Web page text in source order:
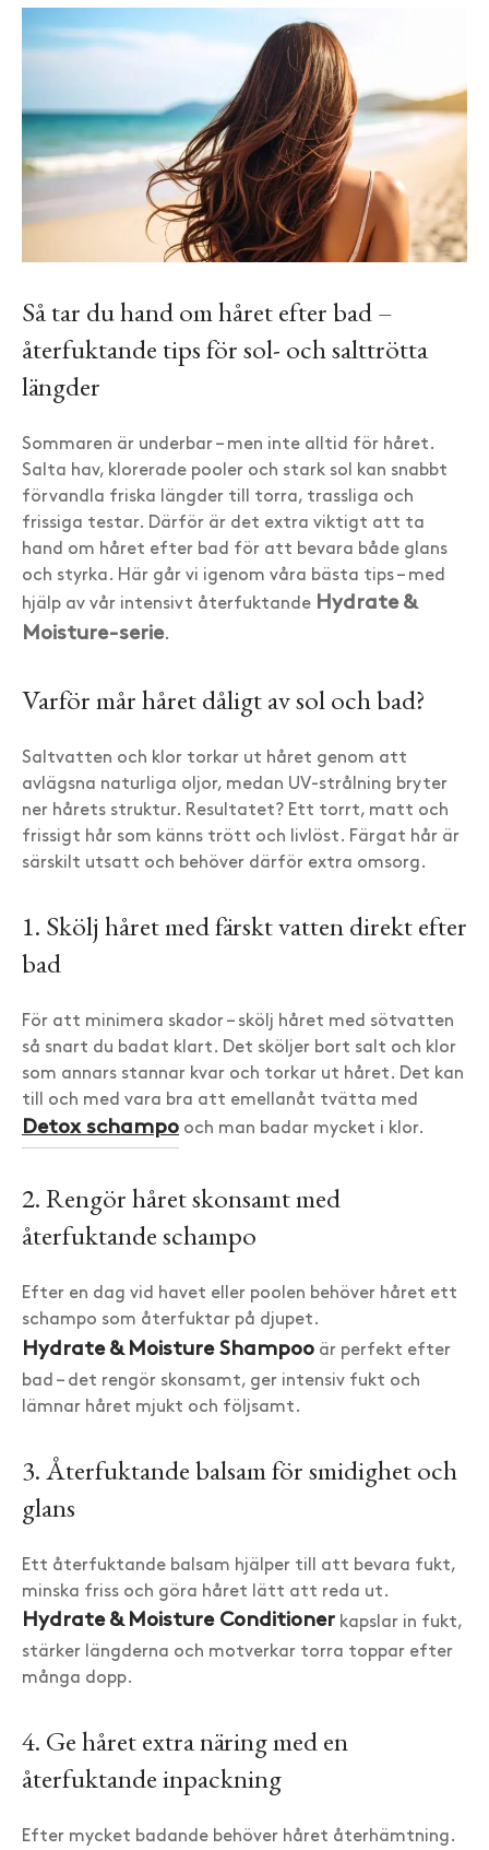
Så tar du hand om håret efter bad –
återfuktande tips för sol- och salttrötta
längder
Sommaren är underbar – men inte alltid för håret.
Salta hav, klorerade pooler och stark sol kan snabbt
förvandla friska längder till torra, trassliga och
frissiga testar. Därför är det extra viktigt att ta
hand om håret efter bad för att bevara både glans
och styrka. Här går vi igenom våra bästa tips – med
hjälp av vår intensivt återfuktande Hydrate &
Moisture-serie.
Varför mår håret dåligt av sol och bad?
Saltvatten och klor torkar ut håret genom att
avlägsna naturliga oljor, medan UV-strålning bryter
ner hårets struktur. Resultatet? Ett torrt, matt och
frissigt hår som känns trött och livlöst. Färgat hår är
särskilt utsatt och behöver därför extra omsorg.
1. Skölj håret med färskt vatten direkt efter
bad
För att minimera skador – skölj håret med sötvatten
så snart du badat klart. Det sköljer bort salt och klor
som annars stannar kvar och torkar ut håret. Det kan
till och med vara bra att emellanåt tvätta med
Detox schampo och man badar mycket i klor.
2. Rengör håret skonsamt med
återfuktande schampo
Efter en dag vid havet eller poolen behöver håret ett
schampo som återfuktar på djupet.
Hydrate & Moisture Shampoo är perfekt efter
bad – det rengör skonsamt, ger intensiv fukt och
lämnar håret mjukt och följsamt.
3. Återfuktande balsam för smidighet och
glans
Ett återfuktande balsam hjälper till att bevara fukt,
minska friss och göra håret lätt att reda ut.
Hydrate & Moisture Conditioner kapslar in fukt,
stärker längderna och motverkar torra toppar efter
många dopp.
4. Ge håret extra näring med en
återfuktande inpackning
Efter mycket badande behöver håret återhämtning.